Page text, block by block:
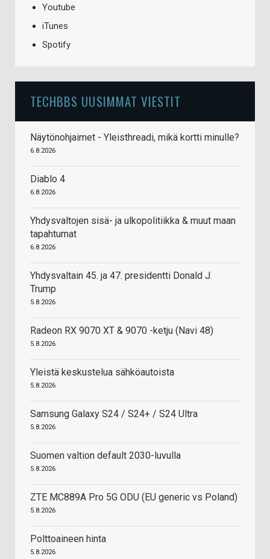
Youtube
iTunes
Spotify
TECHBBS UUSIMMAT VIESTIT
Näytönohjaimet - Yleisthreadi, mikä kortti minulle?
6.8.2026
Diablo 4
6.8.2026
Yhdysvaltojen sisä- ja ulkopolitiikka & muut maan
tapahtumat
6.8.2026
Yhdysvaltain 45. ja 47. presidentti Donald J.
Trump
5.8.2026
Radeon RX 9070 XT & 9070 -ketju (Navi 48)
5.8.2026
Yleistä keskustelua sähköautoista
5.8.2026
Samsung Galaxy S24 / S24+ / S24 Ultra
5.8.2026
Suomen valtion default 2030-luvulla
5.8.2026
ZTE MC889A Pro 5G ODU (EU generic vs Poland)
5.8.2026
Polttoaineen hinta
5.8.2026